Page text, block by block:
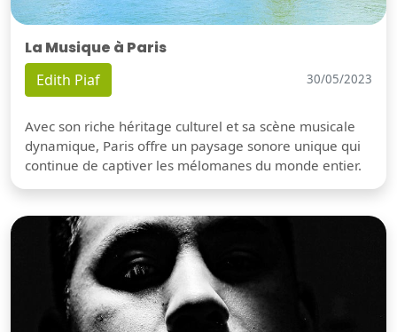
La Musique à Paris
Edith Piaf 30/05/2023
Avec son riche héritage culturel et sa scène musicale
dynamique, Paris offre un paysage sonore unique qui
continue de captiver les mélomanes du monde entier.